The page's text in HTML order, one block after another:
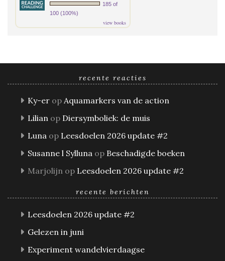
185 of
100 (100%)
view books
recente reacties
Ky-er op Aquamarkers van de action
Lilian op Diersymboliek: de muis
Luna op Leesdoelen 2026 update #2
Susanne l Sylluna op Beschadigde boeken
Marjolijn op Leesdoelen 2026 update #2
recente berichten
Leesdoelen 2026 update #2
Gelezen in juni
Experiment wandelvierdaagse